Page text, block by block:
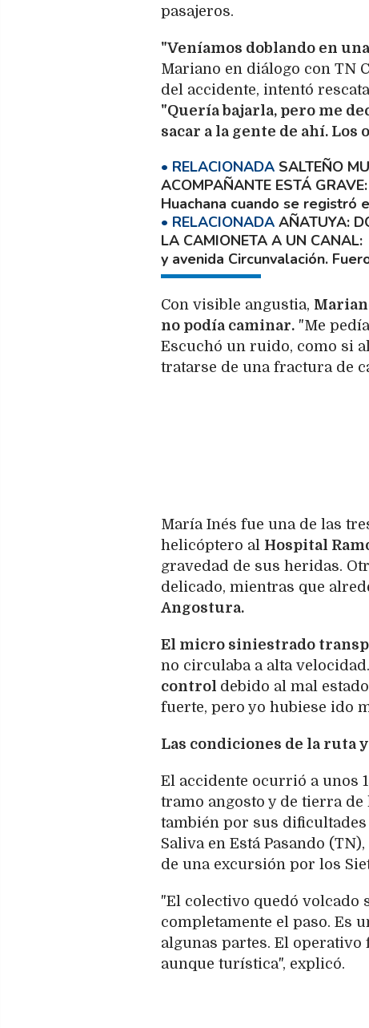
pasajeros.
"Veníamos doblando en
Mariano en diálogo con TN
del accidente, intentó
"Quería bajarla, pero me
sacar a la gente de ahí.
SALTEÑO
ACOMPAÑANTE ESTÁ GRAVE
Huachana cuando se
AÑATUYA:
LA CAMIONETA A UN CANAL
y avenida Circunvalación.
Con visible angustia,
no podía caminar. "Me
Escuchó un ruido, como si
tratarse de una fractura de
María Inés fue una de las
helicóptero al Hospital
gravedad de sus heridas.
delicado, mientras que
Angostura.
El micro siniestrado
no circulaba a alta
control debido al mal
fuerte, pero yo hubiese ido
Las condiciones de la ruta
El accidente ocurrió a unos
tramo angosto y de tierra
también por sus
Saliva en Está Pasando
de una excursión por los
"El colectivo quedó volcado
completamente el paso. Es
algunas partes. El operativo
aunque turística", explicó.